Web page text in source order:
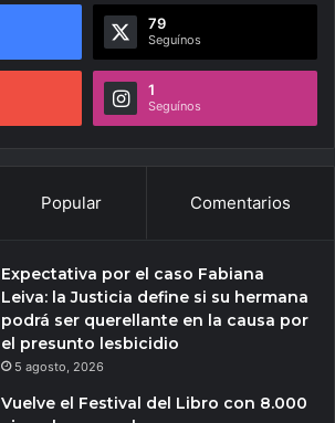
79
Seguínos
1
Seguínos
Popular Comentarios
Expectativa por el caso Fabiana
Leiva: la Justicia define si su hermana
podrá ser querellante en la causa por
el presunto lesbicidio
5 agosto, 2026
Vuelve el Festival del Libro con 8.000